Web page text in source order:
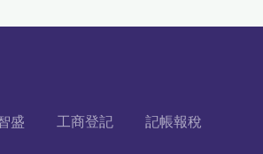
盛 工商登記 記帳報稅